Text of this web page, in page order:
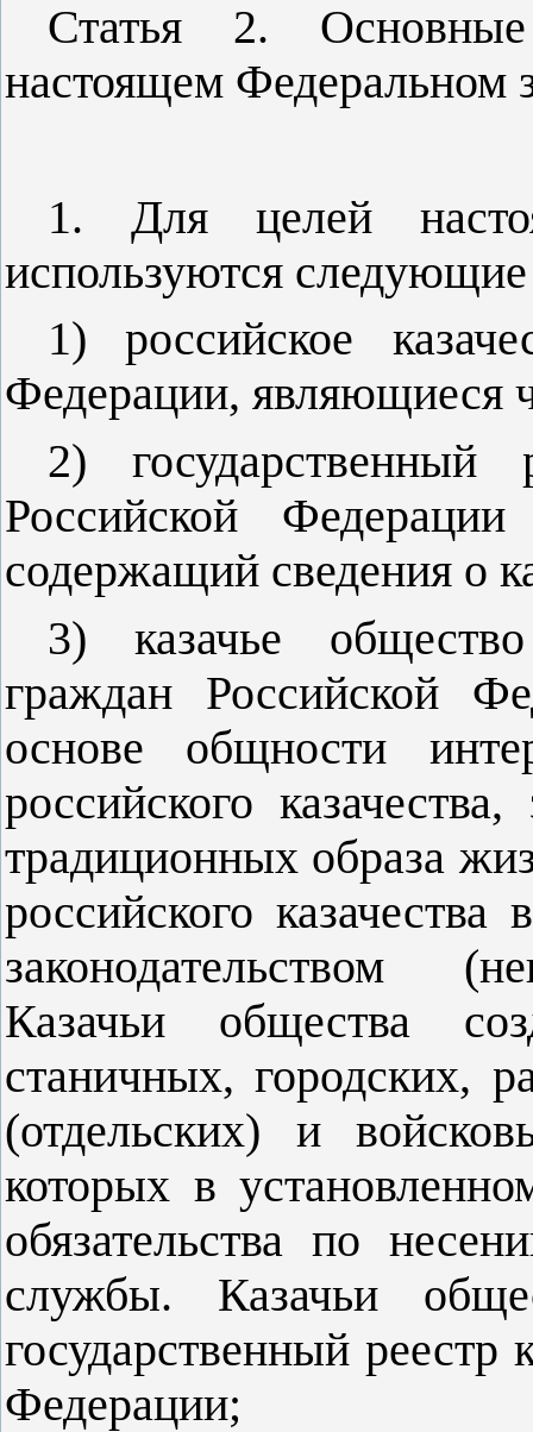
Статья 2.
настоящем Федеральном
1. Для целей
используются
1) российское
Федерации, являющиеся
2) государственный
Российской
содержащий сведения о
3) казачье
граждан Российской
основе общности
российского
традиционных образа
российского
законодательством
Казачьи общества
станичных, городских,
(отдельских) и
которых в
обязательства по
службы. Казачьи
государственный реестр
Федерации;